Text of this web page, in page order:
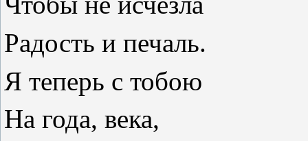
Радость и печаль.
Я теперь с тобою
На года, века,